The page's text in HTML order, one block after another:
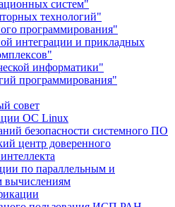
систем"
технологий"
программирования"
интеграции и прикладных
информатики"
программирования"
совет
ОС Linux
безопасности системного ПО
центр доверенного
по параллельным и
вычислениям